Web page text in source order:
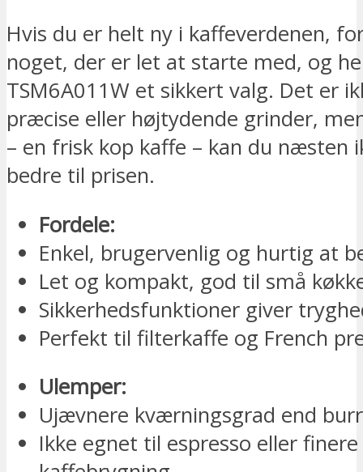
Hvis du er helt ny i kaffeverdenen,
noget, der er let at starte med, og
TSM6A011W et sikkert valg. Det er
præcise eller højtydende grinder,
– en frisk kop kaffe – kan du næsten
bedre til prisen.
Fordele:
Enkel, brugervenlig og hurtig at
Let og kompakt, god til små
Sikkerhedsfunktioner giver
Perfekt til filterkaffe og French
Ulemper:
Ujævnere kværningsgrad end
Ikke egnet til espresso eller finere